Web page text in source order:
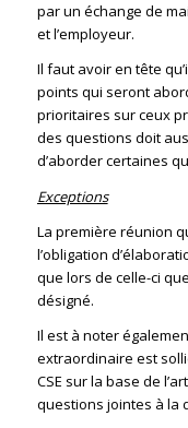
par un échange de
et l’employeur.
Il faut avoir en tête
points qui seront
prioritaires sur ceux
des questions doit
d’aborder certaines
Exceptions
La première réunion
l’obligation
que lors de celle-ci
désigné.
Il est à noter
extraordinaire est
CSE sur la base de
questions jointes à la